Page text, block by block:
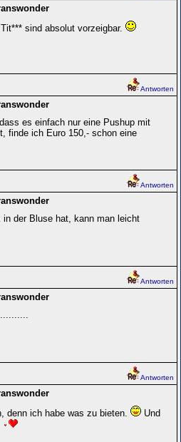
sind absolut vorzeigbar.
Antworten
es einfach nur eine Pushup mit
finde ich Euro 150,- schon eine
Antworten
in der Bluse hat, kann man leicht
Antworten
Antworten
denn ich habe was zu bieten.
Und